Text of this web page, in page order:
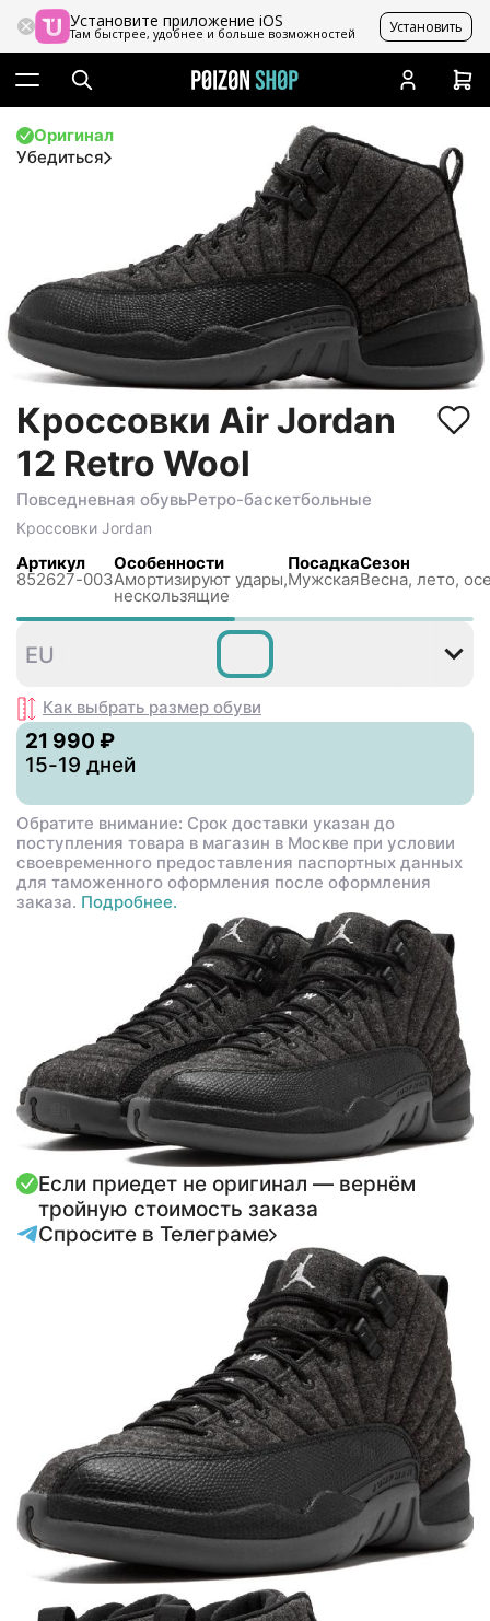
Установите приложение iOS
Там быстрее, удобнее и больше возможностей Установить
Оригинал
Убедиться
Кроссовки Air Jordan
12 Retro Wool
Повседневная обувьРетро-баскетбольные
Кроссовки Jordan
Артикул
852627-003
Особенности
Амортизируют удары,
нескользящиe
Посадка
Мужская
Сезон
Весна, лето,
44
EU
Как выбрать размер обуви
21 990 ₽
15-19 дней
Обратите внимание: Срок доставки указан до
поступления товара в магазин в Москве при условии
своевременного предоставления паспортных данных
для таможенного оформления после оформления
заказа. Подробнее.
Если приедет не оригинал — вернём
тройную стоимость заказа
Спросите в Телеграме